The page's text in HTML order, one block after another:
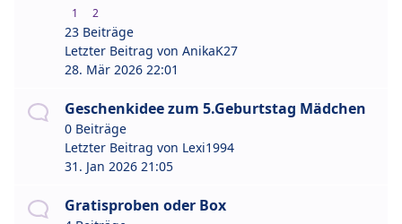
1 2
23 Beiträge
Letzter Beitrag von AnikaK27
28. Mär 2026 22:01
Geschenkidee zum 5.Geburtstag Mädchen
0 Beiträge
Letzter Beitrag von Lexi1994
31. Jan 2026 21:05
Gratisproben oder Box